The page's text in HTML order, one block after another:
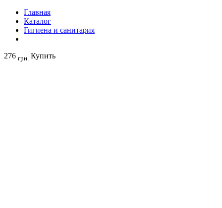
Главная
Каталог
Гигиена и санитария
276 грн. Купить